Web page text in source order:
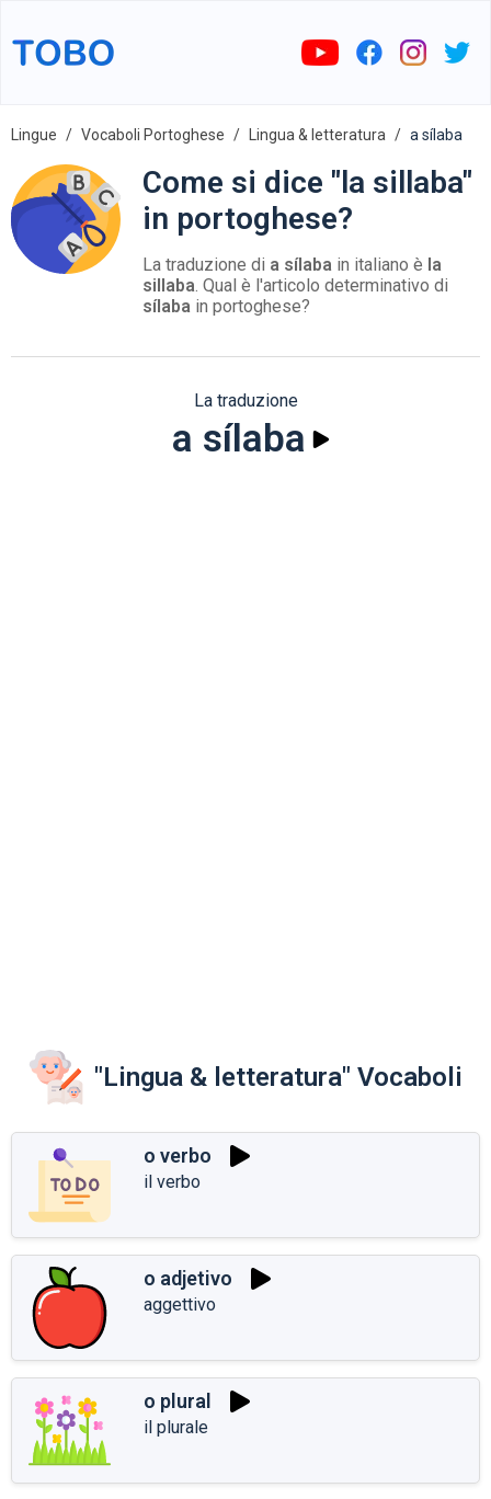
Lingue Vocaboli Portoghese Lingua & letteratura a sílaba
Come si dice "la sillaba"
in portoghese?
La traduzione di a sílaba in italiano è la
sillaba. Qual è l'articolo determinativo di
sílaba in portoghese?
La traduzione
a sílaba
"Lingua & letteratura" Vocaboli
o verbo
il verbo
o adjetivo
aggettivo
o plural
il plurale